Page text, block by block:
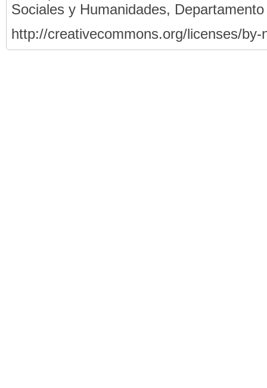
Sociales y Humanidades,
http://creativecommons.org/licenses/by-